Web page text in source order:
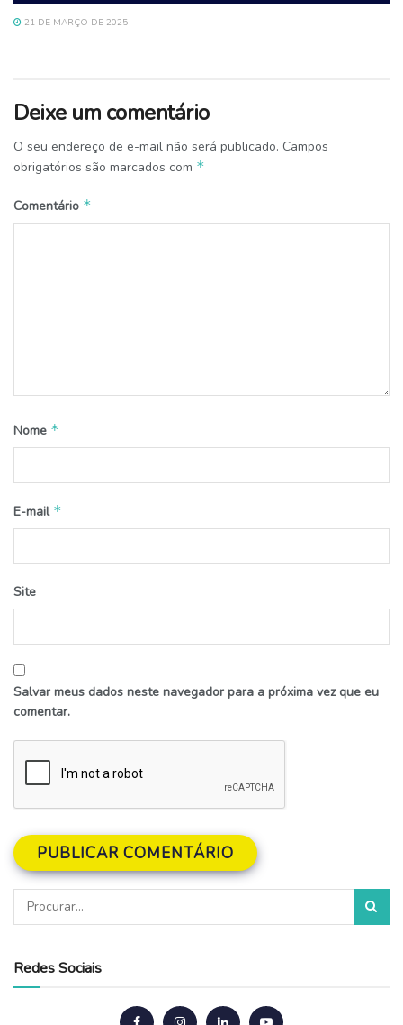
21 DE MARÇO DE 2025
Deixe um comentário
O seu endereço de e-mail não será publicado. Campos
obrigatórios são marcados com *
Comentário *
Nome *
E-mail *
Site
Salvar meus dados neste navegador para a próxima vez que eu
comentar.
Redes Sociais